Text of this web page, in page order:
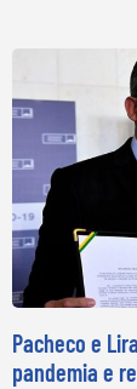
Pacheco e
pandemia e